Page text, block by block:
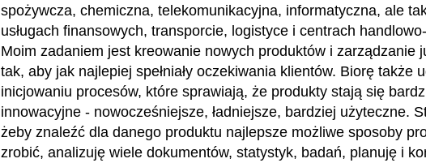
spożywcza, chemiczna, telekomunikacyjna, informatyczna, ale
usługach finansowych, transporcie, logistyce i centrach
Moim zadaniem jest kreowanie nowych produktów i zarządzanie
tak, aby jak najlepiej spełniały oczekiwania klientów. Biorę także
inicjowaniu procesów, które sprawiają, że produkty stają się
innowacyjne - nowocześniejsze, ładniejsze, bardziej użyteczne.
żeby znaleźć dla danego produktu najlepsze możliwe sposoby
zrobić, analizuję wiele dokumentów, statystyk, badań, planuję i